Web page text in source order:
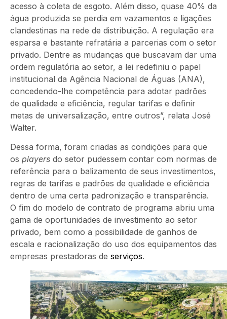
acesso à coleta de esgoto. Além disso, quase 40% da
água produzida se perdia em vazamentos e ligações
clandestinas na rede de distribuição. A regulação era
esparsa e bastante refratária a parcerias com o setor
privado. Dentre as mudanças que buscavam dar uma
ordem regulatória ao setor, a lei redefiniu o papel
institucional da Agência Nacional de Águas (ANA),
concedendo-lhe competência para adotar padrões
de qualidade e eficiência, regular tarifas e definir
metas de universalização, entre outros”, relata José
Walter.
Dessa forma, foram criadas as condições para que
os players do setor pudessem contar com normas de
referência para o balizamento de seus investimentos,
regras de tarifas e padrões de qualidade e eficiência
dentro de uma certa padronização e transparência.
O fim do modelo de contrato de programa abriu uma
gama de oportunidades de investimento ao setor
privado, bem como a possibilidade de ganhos de
escala e racionalização do uso dos equipamentos das
empresas prestadoras de serviços.